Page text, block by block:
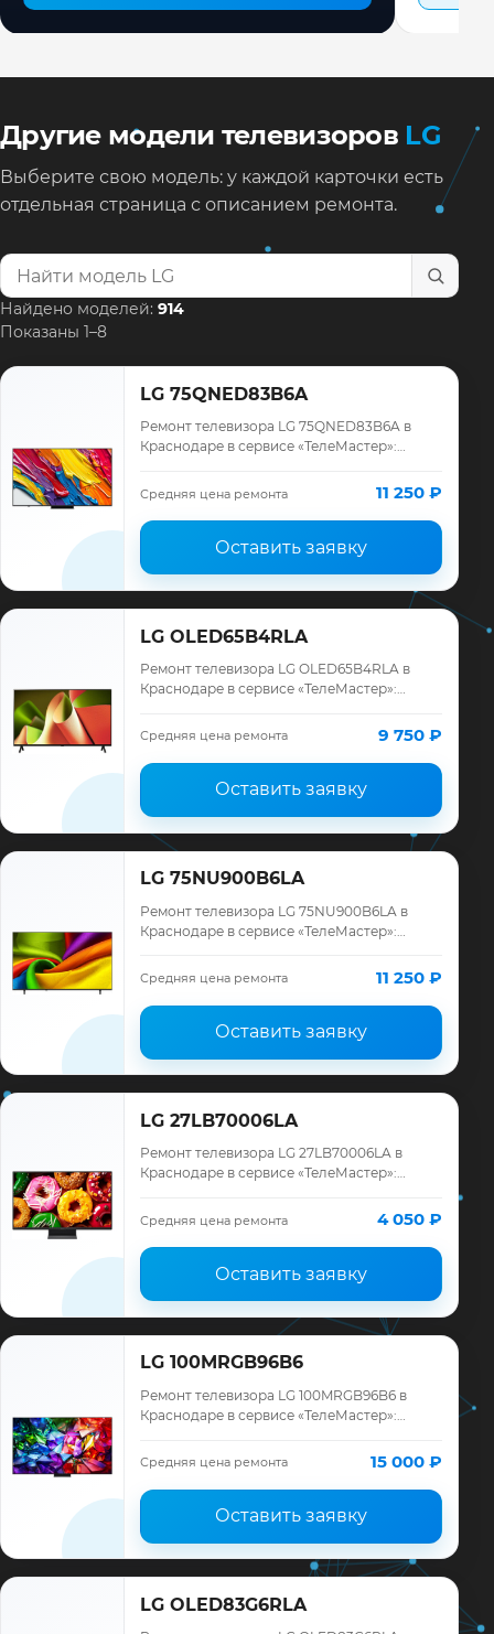
Другие модели телевизоров LG
Выберите свою модель: у каждой карточки есть
отдельная страница с описанием ремонта.
Найти модель телевизора
Найдено моделей: 914
Показаны 1–8
LG 75QNED83B6A
Ремонт телевизора LG 75QNED83B6A в
Краснодаре в сервисе «ТелеМастер»:
запчасти и гарантия до 12 месяцев.
Средняя цена ремонта 11 250 ₽
Оставить заявку
LG OLED65B4RLA
Ремонт телевизора LG OLED65B4RLA в
Краснодаре в сервисе «ТелеМастер»:
запчасти и гарантия до 12 месяцев.
Средняя цена ремонта 9 750 ₽
Оставить заявку
LG 75NU900B6LA
Ремонт телевизора LG 75NU900B6LA в
Краснодаре в сервисе «ТелеМастер»:
запчасти и гарантия до 12 месяцев.
Средняя цена ремонта 11 250 ₽
Оставить заявку
LG 27LB70006LA
Ремонт телевизора LG 27LB70006LA в
Краснодаре в сервисе «ТелеМастер»:
запчасти и гарантия до 12 месяцев.
Средняя цена ремонта 4 050 ₽
Оставить заявку
LG 100MRGB96B6
Ремонт телевизора LG 100MRGB96B6 в
Краснодаре в сервисе «ТелеМастер»:
запчасти и гарантия до 12 месяцев.
Средняя цена ремонта 15 000 ₽
Оставить заявку
LG OLED83G6RLA